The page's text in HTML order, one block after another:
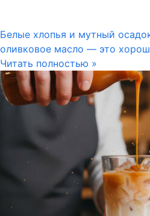
Белые хлопья и мутный
оливковое масло — это
Читать полностью »